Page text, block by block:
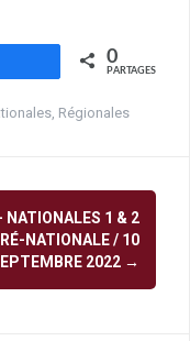
0
PARTAGES
, Régionales
NATIONALES 1 & 2
NATIONALE / 10
2022 →